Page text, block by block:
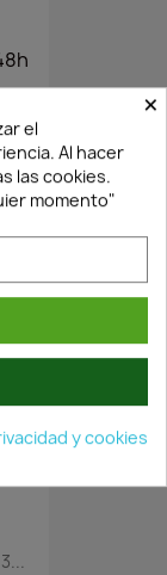
×
el
Al hacer
las cookies.
momento"
y cookies